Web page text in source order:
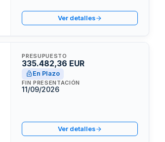
Ver detalles
PRESUPUESTO
335.482,36 EUR
En Plazo
FIN PRESENTACIÓN
11/09/2026
Ver detalles